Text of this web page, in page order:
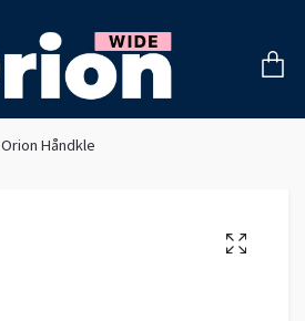
Orion Håndkle